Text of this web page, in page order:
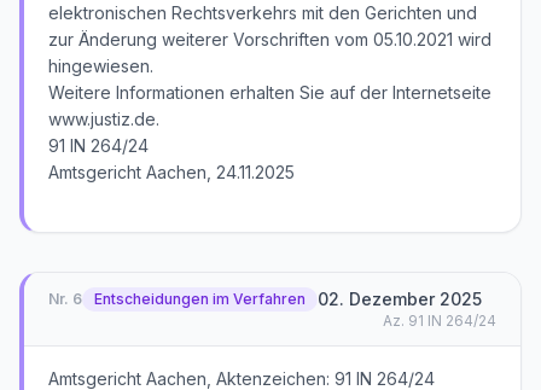
elektronischen Rechtsverkehrs mit den Gerichten und
zur Änderung weiterer Vorschriften vom 05.10.2021 wird
hingewiesen.
Weitere Informationen erhalten Sie auf der Internetseite
www.justiz.de.
91 IN 264/24
Amtsgericht Aachen, 24.11.2025
Nr. 6 Entscheidungen im Verfahren 02. Dezember 2025
Az. 91 IN 264/24
Amtsgericht Aachen, Aktenzeichen: 91 IN 264/24